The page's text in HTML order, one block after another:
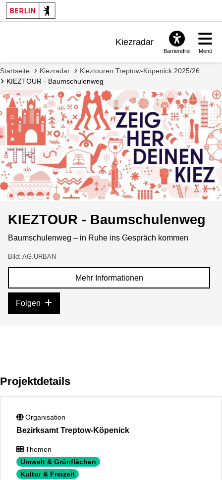
Kiezradar
FAQ & Support
Barrierefrei Menü
Startseite Kiezradar
Kieztouren Treptow-Köpenick 2025/26
KIEZTOUR - Baumschulenweg
KIEZTOUR - Baumschulenweg
Baumschulenweg – in Ruhe ins Gespräch kommen
Bild: AG.URBAN
Mehr Informationen
Folgen
Projektdetails
Organisation
Bezirksamt Treptow-Köpenick
Themen
Umwelt & Grünflächen
Kultur & Freizeit